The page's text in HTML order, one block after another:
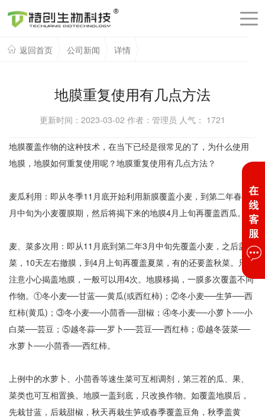
返回首页 公司新闻 详情
地膜重复使用有几点方法
更新时间：2023-03-02 作者：管理员 人气： 1721
地膜覆盖作物的这种技术，在当下已经是很常见的了，为什么使用
地膜，地膜如何重复使用呢？地膜重复使用有几点方法？
麦瓜利用：即从冬季11月底开始利用新膜覆盖小麦，到第二年春季3
月中旬为小麦覆膜期，然后将揭下来的地膜4月上旬再覆盖西瓜。
麦、菜多次用：即从11月底到第二年3月中旬先覆盖小麦，之后盖春
菜，10天左右撤膜，到4月上旬再覆盖夏菜，有的还要盖秋菜。只要
注意小心揭盖地膜，一般可以用4次。地膜移揭，一膜多次覆盖不同
作物。①冬小麦──甘蓝──黄瓜(或西红柿)；②冬小麦──生笋──西
红柿(黄瓜)；③冬小麦──小茴香──甜椒；④冬小麦──小萝卜──小
白菜──芸豆；⑤越冬蒜──罗卜──芸豆──西红柿；⑥越冬菠菜──
水萝卜──小茴香──西红柿。
上例中的水萝卜、小茴香等速生菜可互相调剂，第三茬的瓜、果、
菜类也可互相置换。地膜一盖到底，只改换作物。如覆盖地膜后，
先栽甘蓝，后栽甜椒，秋天再栽生笋或春季覆盖豆角，秋季盖黄